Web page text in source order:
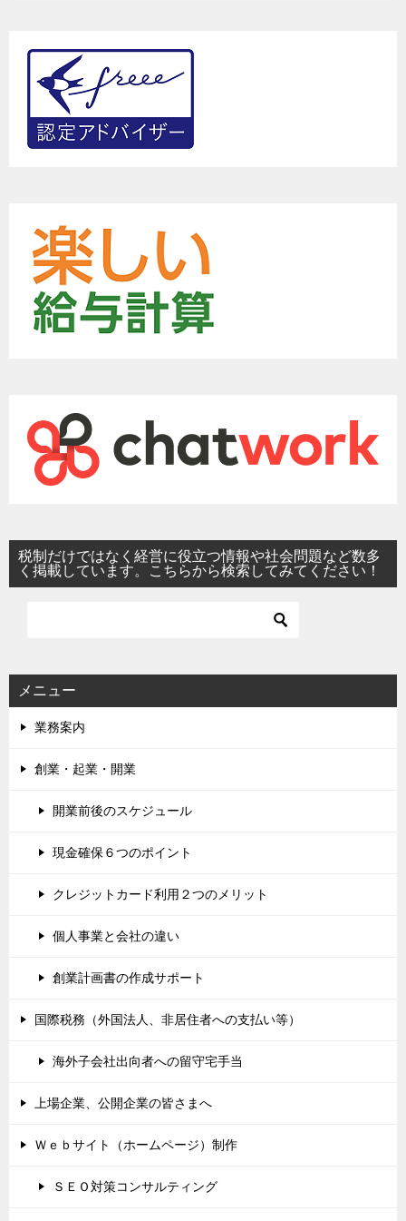
税制だけではなく経営に役立つ情報や社会問題など数多
く掲載しています。こちらから検索してみてください！
メニュー
業務案内
創業・起業・開業
開業前後のスケジュール
現金確保６つのポイント
クレジットカード利用２つのメリット
個人事業と会社の違い
創業計画書の作成サポート
国際税務（外国法人、非居住者への支払い等）
海外子会社出向者への留守宅手当
上場企業、公開企業の皆さまへ
Ｗｅｂサイト（ホームページ）制作
ＳＥＯ対策コンサルティング